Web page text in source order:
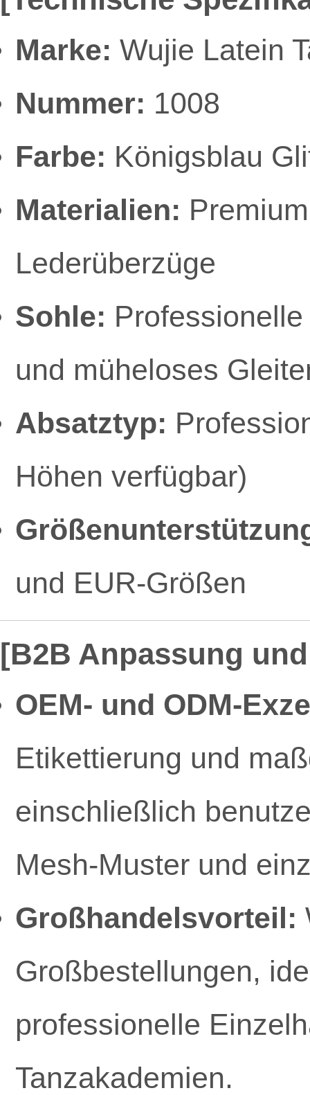
Marke: Wujie Latein
Nummer: 1008
Farbe: Königsblau
Materialien:
Lederüberzüge
Sohle:
und müheloses
Absatztyp:
Höhen verfügbar)
und EUR-Größen
[B2B Anpassung
OEM- und ODM-
Etikettierung und
einschließlich
Mesh-Muster und
Großhandelsvorteil:
Großbestellungen,
professionelle
Tanzakademien.